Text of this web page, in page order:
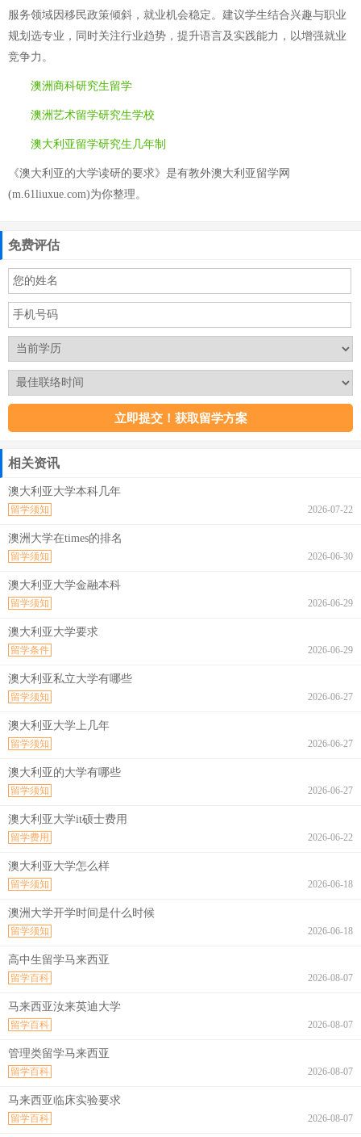
服务领域因移民政策倾斜，就业机会稳定。建议学生结合兴趣与职业
规划选专业，同时关注行业趋势，提升语言及实践能力，以增强就业
竞争力。
澳洲商科研究生留学
澳洲艺术留学研究生学校
澳大利亚留学研究生几年制
《澳大利亚的大学读研的要求》是有教外澳大利亚留学网
(m.61liuxue.com)为你整理。
免费评估
相关资讯
澳大利亚大学本科几年
2026-07-22
留学须知
澳洲大学在times的排名
2026-06-30
留学须知
澳大利亚大学金融本科
2026-06-29
留学须知
澳大利亚大学要求
2026-06-29
留学条件
澳大利亚私立大学有哪些
2026-06-27
留学须知
澳大利亚大学上几年
2026-06-27
留学须知
澳大利亚的大学有哪些
2026-06-27
留学须知
澳大利亚大学it硕士费用
2026-06-22
留学费用
澳大利亚大学怎么样
2026-06-18
留学须知
澳洲大学开学时间是什么时候
2026-06-18
留学须知
高中生留学马来西亚
2026-08-07
留学百科
马来西亚汝来英迪大学
2026-08-07
留学百科
管理类留学马来西亚
2026-08-07
留学百科
马来西亚临床实验要求
2026-08-07
留学百科